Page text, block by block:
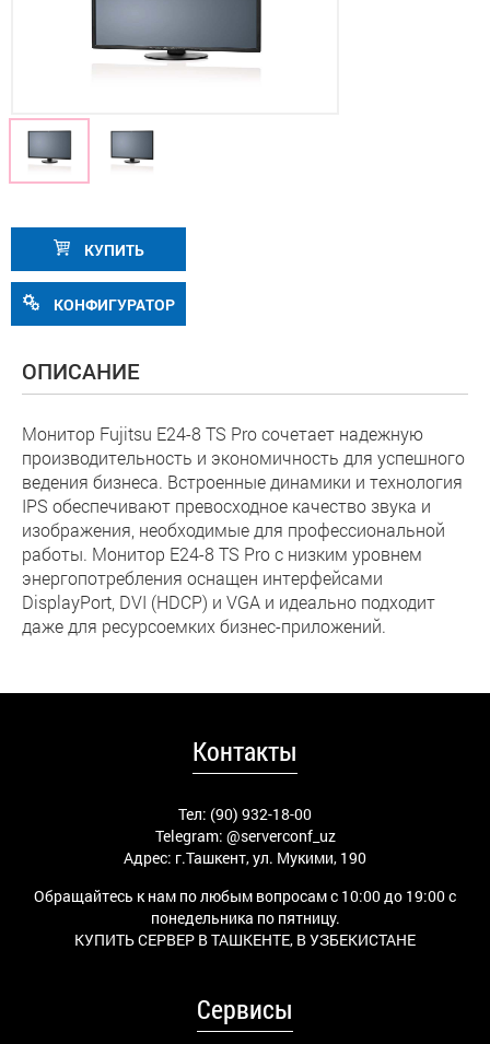
КУПИТЬ
КОНФИГУРАТОР
ОПИСАНИЕ
Монитор Fujitsu E24-8 TS Pro сочетает надежную
производительность и экономичность для успешного
ведения бизнеса. Встроенные динамики и технология
IPS обеспечивают превосходное качество звука и
изображения, необходимые для профессиональной
работы. Монитор E24-8 TS Pro с низким уровнем
энергопотребления оснащен интерфейсами
DisplayPort, DVI (HDCP) и VGA и идеально подходит
даже для ресурсоемких бизнес-приложений.
Контакты
Тел: (90) 932-18-00
Telegram: @serverconf_uz
Адрес: г.Ташкент, ул. Мукими, 190
Обращайтесь к нам по любым вопросам с 10:00 до 19:00 с
понедельника по пятницу.
КУПИТЬ СЕРВЕР В ТАШКЕНТЕ, В УЗБЕКИСТАНЕ
Сервисы